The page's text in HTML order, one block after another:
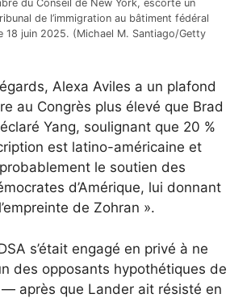
du Conseil de New York, escorte un
de l’immigration au bâtiment fédéral
18 juin 2025. (Michael M. Santiago/Getty
Alexa Aviles a un plafond
au Congrès plus élevé que Brad
Yang, soulignant que 20 %
est latino-américaine et
le soutien des
d’Amérique, lui donnant
de Zohran ».
s’était engagé en privé à ne
des opposants hypothétiques de
après que Lander ait résisté en